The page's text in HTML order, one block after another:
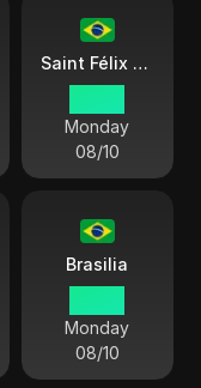
Saint Félix sur Shengu
Monday
08/10
Brasilia
Monday
08/10